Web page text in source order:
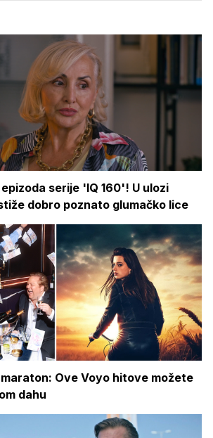
serije 'IQ 160'! U ulozi
dobro poznato glumačko lice
Ove Voyo hitove možete
dahu